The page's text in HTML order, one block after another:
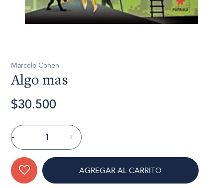
Marcelo Cohen
Algo mas
$30.500
- +
AGREGAR AL CARRITO